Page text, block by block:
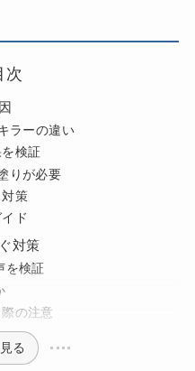
次
ラーの違い
検証
りが必要
策
ド
対策
を検証
の注意
る